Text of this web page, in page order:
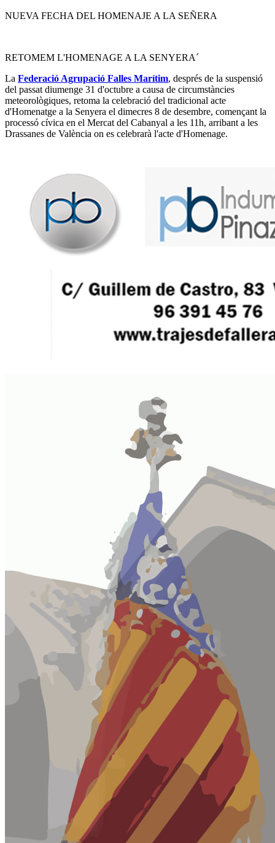
NUEVA FECHA DEL HOMENAJE A LA SEÑERA
RETOMEM L'HOMENAGE A LA SENYERA´
La Federació Agrupació Falles Marítim, després de la suspensió
del passat diumenge 31 d'octubre a causa de circumstàncies
meteorològiques, retoma la celebració del tradicional acte
d'Homenatge a la Senyera el dimecres 8 de desembre, començant la
processó cívica en el Mercat del Cabanyal a les 11h, arribant a les
Drassanes de València on es celebrarà l'acte d'Homenage.